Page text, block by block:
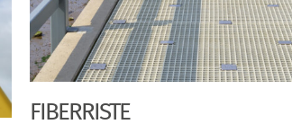
FIBERRISTE